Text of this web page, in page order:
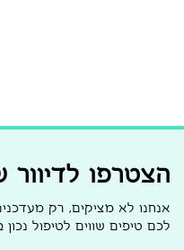
הצטרפו לדיוור
אנחנו לא מציקים, רק
לכם טיפים שווים לטיפול נכון